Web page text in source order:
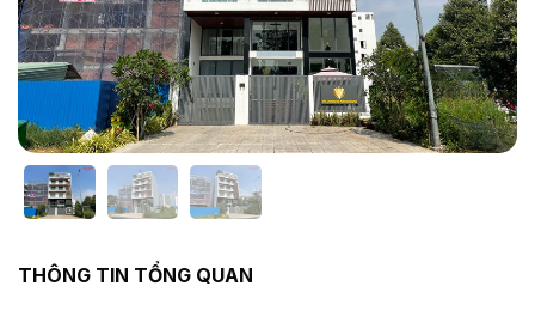
THÔNG TIN TỔNG QUAN